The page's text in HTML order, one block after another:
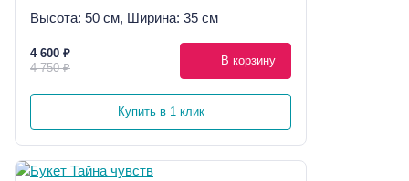
Высота: 50 см, Ширина: 35 см
4 600 ₽
4 750 ₽
В корзину
Купить в 1 клик